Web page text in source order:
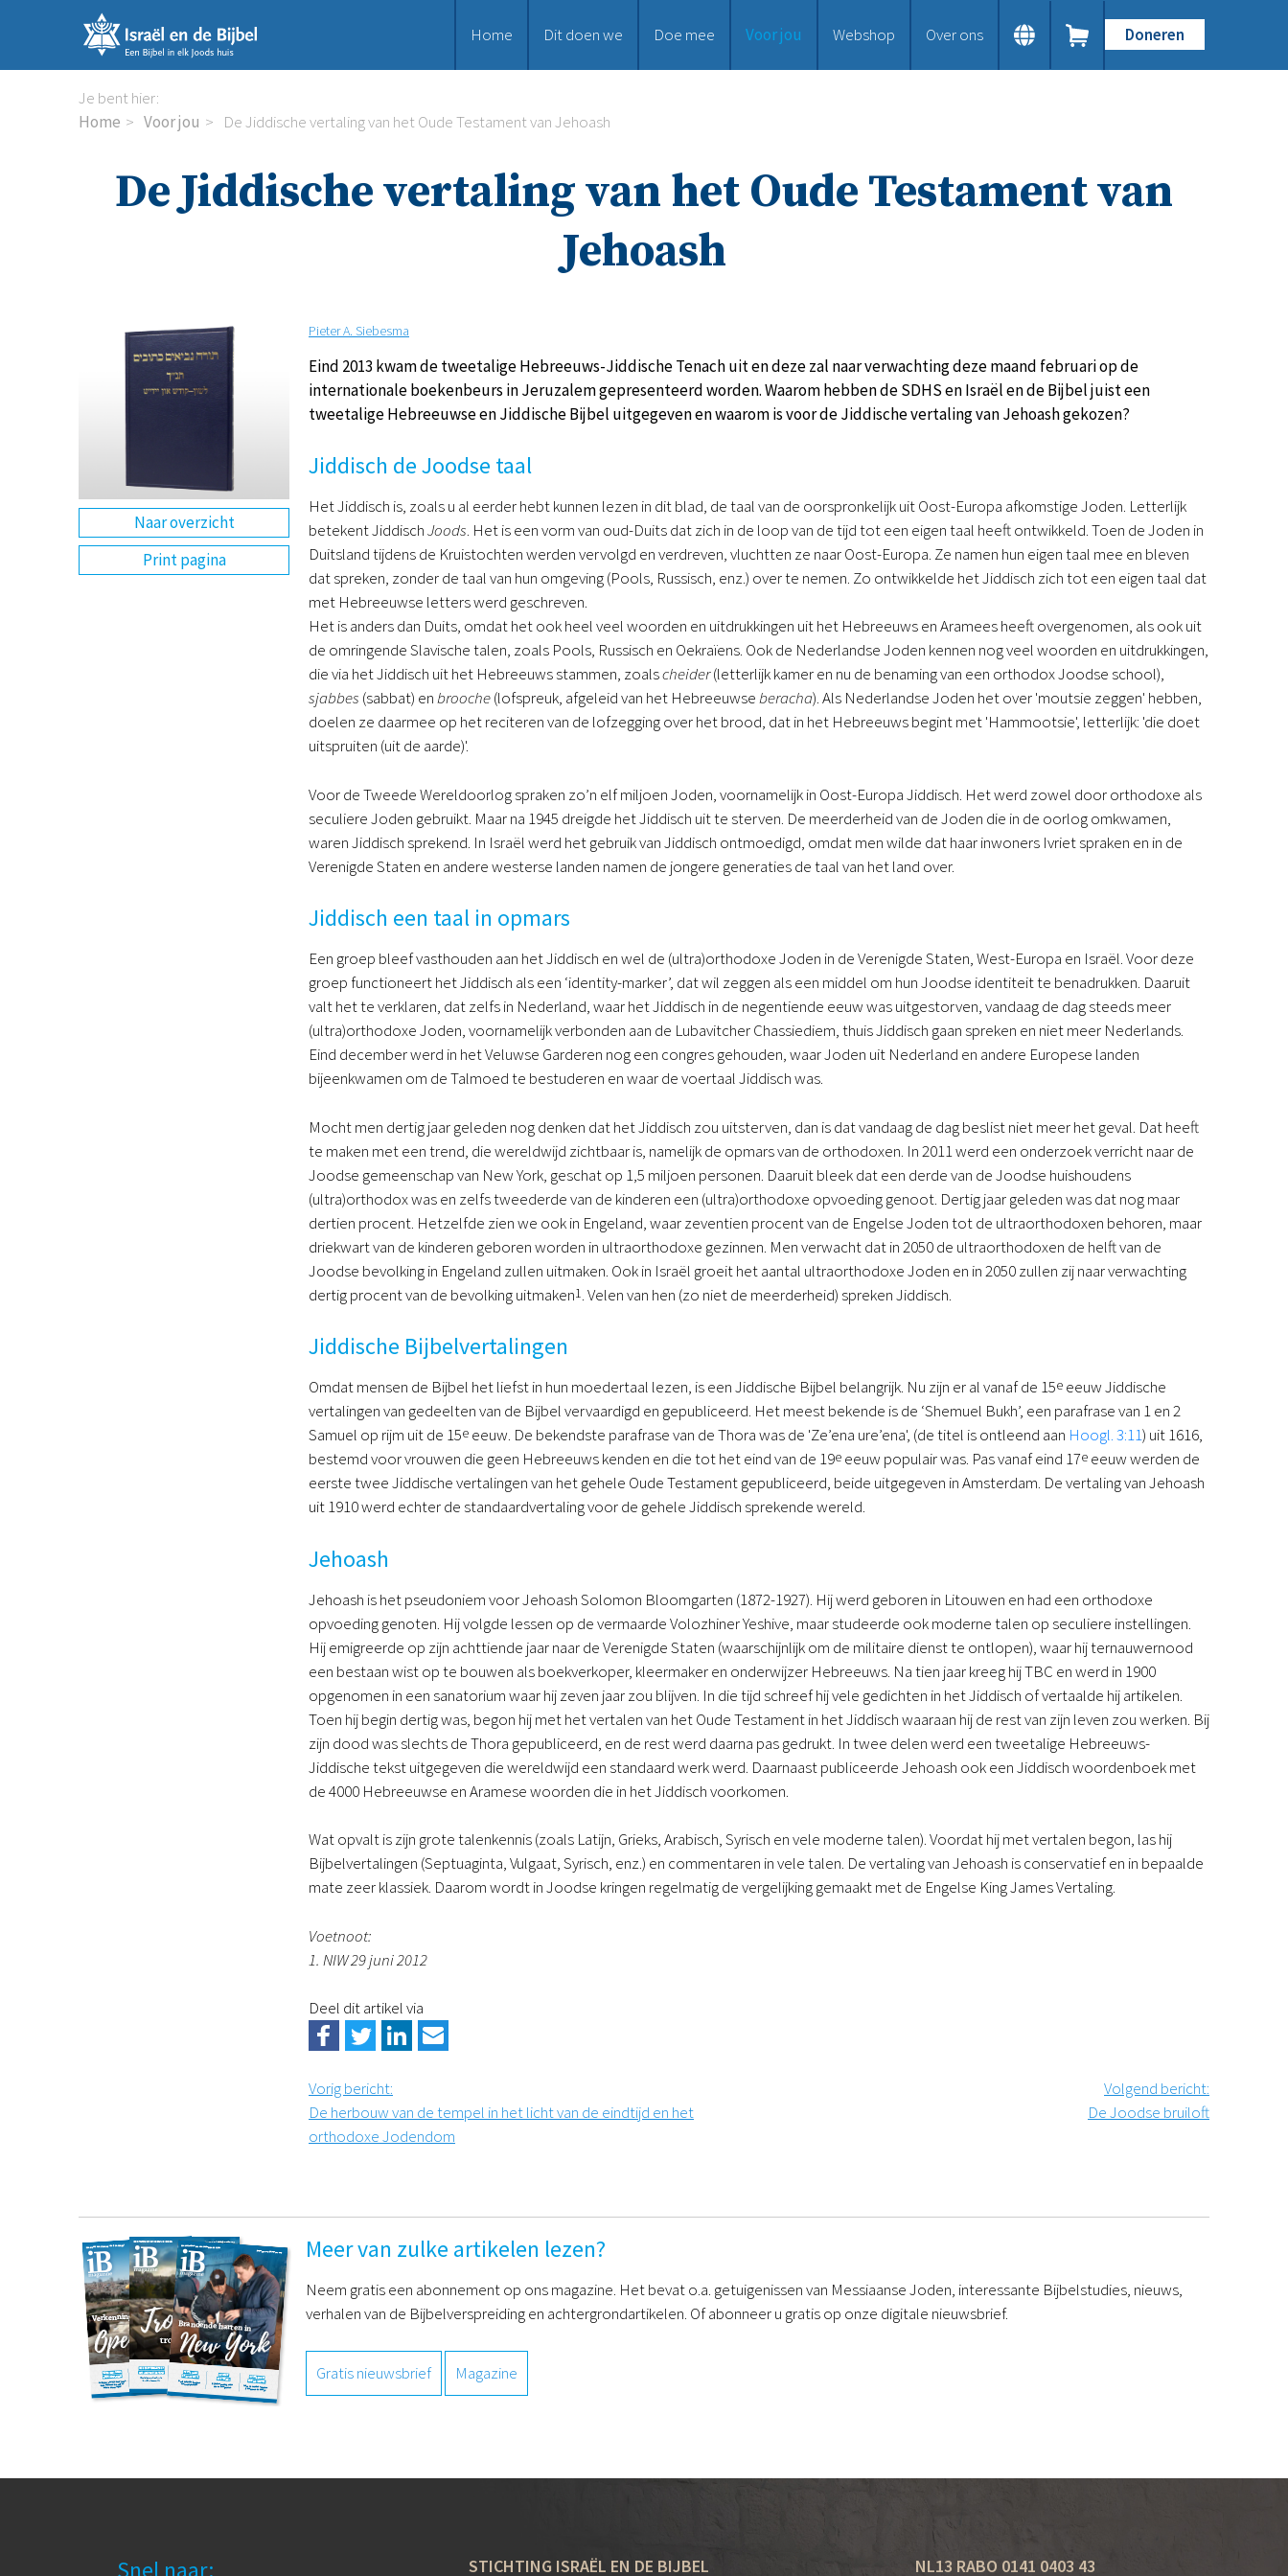
Home Dit doen we Doe mee Voor jou Webshop Over ons Doneren
Je bent hier:
Home
Voor jou De Jiddische vertaling van het Oude Testament van Jehoash
De Jiddische vertaling van het Oude Testament van
Jehoash
Naar overzicht
Print pagina
Pieter A. Siebesma
Eind 2013 kwam de tweetalige Hebreeuws-Jiddische Tenach uit en deze zal naar verwachting deze maand februari op de
internationale boekenbeurs in Jeruzalem gepresenteerd worden. Waarom hebben de SDHS en Israël en de Bijbel juist een
tweetalige Hebreeuwse en Jiddische Bijbel uitgegeven en waarom is voor de Jiddische vertaling van Jehoash gekozen?
Jiddisch de Joodse taal
Het Jiddisch is, zoals u al eerder hebt kunnen lezen in dit blad, de taal van de oorspronkelijk uit Oost-Europa afkomstige Joden. Letterlijk
betekent JiddischJoods. Het is een vorm van oud-Duits dat zich in de loop van de tijd tot een eigen taal heeft ontwikkeld. Toen de Joden in
Duitsland tijdens de Kruistochten werden vervolgd en verdreven, vluchtten ze naar Oost-Europa. Ze namen hun eigen taal mee en bleven
dat spreken, zonder de taal van hun omgeving (Pools, Russisch, enz.) over te nemen. Zo ontwikkelde het Jiddisch zich tot een eigen taal dat
met Hebreeuwse letters werd geschreven.
Het is anders dan Duits, omdat het ook heel veel woorden en uitdrukkingen uit het Hebreeuws en Aramees heeft overgenomen, als ook uit
de omringende Slavische talen, zoals Pools, Russisch en Oekraïens. Ook de Nederlandse Joden kennen nog veel woorden en uitdrukkingen,
die via het Jiddisch uit het Hebreeuws stammen, zoalscheider(letterlijk kamer en nu de benaming van een orthodox Joodse school),
sjabbes (sabbat) enbrooche(lofspreuk, afgeleid van het Hebreeuwseberacha). Als Nederlandse Joden het over 'moutsie zeggen' hebben,
doelen ze daarmee op het reciteren van de lofzegging over het brood, dat in het Hebreeuws begint met 'Hammootsie', letterlijk: 'die doet
uitspruiten (uit de aarde)'.
Voor de Tweede Wereldoorlog spraken zo’n elf miljoen Joden, voornamelijk in Oost-Europa Jiddisch. Het werd zowel door orthodoxe als
seculiere Joden gebruikt. Maar na 1945 dreigde het Jiddisch uit te sterven. De meerderheid van de Joden die in de oorlog omkwamen,
waren Jiddisch sprekend. In Israël werd het gebruik van Jiddisch ontmoedigd, omdat men wilde dat haar inwoners Ivriet spraken en in de
Verenigde Staten en andere westerse landen namen de jongere generaties de taal van het land over.
Jiddisch een taal in opmars
Een groep bleef vasthouden aan het Jiddisch en wel de (ultra)orthodoxe Joden in de Verenigde Staten, West-Europa en Israël. Voor deze
groep functioneert het Jiddisch als een ‘identity-marker’, dat wil zeggen als een middel om hun Joodse identiteit te benadrukken. Daaruit
valt het te verklaren, dat zelfs in Nederland, waar het Jiddisch in de negentiende eeuw was uitgestorven, vandaag de dag steeds meer
(ultra)orthodoxe Joden, voornamelijk verbonden aan de Lubavitcher Chassiediem, thuis Jiddisch gaan spreken en niet meer Nederlands.
Eind december werd in het Veluwse Garderen nog een congres gehouden, waar Joden uit Nederland en andere Europese landen
bijeenkwamen om de Talmoed te bestuderen en waar de voertaal Jiddisch was.
Mocht men dertig jaar geleden nog denken dat het Jiddisch zou uitsterven, dan is dat vandaag de dag beslist niet meer het geval. Dat heeft
te maken met een trend, die wereldwijd zichtbaar is, namelijk de opmars van de orthodoxen. In 2011 werd een onderzoek verricht naar de
Joodse gemeenschap van New York, geschat op 1,5 miljoen personen. Daaruit bleek dat een derde van de Joodse huishoudens
(ultra)orthodox was en zelfs tweederde van de kinderen een (ultra)orthodoxe opvoeding genoot. Dertig jaar geleden was dat nog maar
dertien procent. Hetzelfde zien we ook in Engeland, waar zeventien procent van de Engelse Joden tot de ultraorthodoxen behoren, maar
driekwart van de kinderen geboren worden in ultraorthodoxe gezinnen. Men verwacht dat in 2050 de ultraorthodoxen de helft van de
Joodse bevolking in Engeland zullen uitmaken. Ook in Israël groeit het aantal ultraorthodoxe Joden en in 2050 zullen zij naar verwachting
dertig procent van de bevolking uitmaken1. Velen van hen (zo niet de meerderheid) spreken Jiddisch.
Jiddische Bijbelvertalingen
Omdat mensen de Bijbel het liefst in hun moedertaal lezen, is een Jiddische Bijbel belangrijk. Nu zijn er al vanaf de 15e eeuw Jiddische
vertalingen van gedeelten van de Bijbel vervaardigd en gepubliceerd. Het meest bekende is de ‘Shemuel Bukh’, een parafrase van 1 en 2
Samuel op rijm uit de 15e eeuw. De bekendste parafrase van de Thora was de 'Ze’ena ure’ena', (de titel is ontleend aan Hoogl. 3:11) uit 1616,
bestemd voor vrouwen die geen Hebreeuws kenden en die tot het eind van de 19e eeuw populair was. Pas vanaf eind 17e eeuw werden de
eerste twee Jiddische vertalingen van het gehele Oude Testament gepubliceerd, beide uitgegeven in Amsterdam. De vertaling van Jehoash
uit 1910 werd echter de standaardvertaling voor de gehele Jiddisch sprekende wereld.
Jehoash
Jehoash is het pseudoniem voor Jehoash Solomon Bloomgarten (1872-1927). Hij werd geboren in Litouwen en had een orthodoxe
opvoeding genoten. Hij volgde lessen op de vermaarde Volozhiner Yeshive, maar studeerde ook moderne talen op seculiere instellingen.
Hij emigreerde op zijn achttiende jaar naar de Verenigde Staten (waarschijnlijk om de militaire dienst te ontlopen), waar hij ternauwernood
een bestaan wist op te bouwen als boekverkoper, kleermaker en onderwijzer Hebreeuws. Na tien jaar kreeg hij TBC en werd in 1900
opgenomen in een sanatorium waar hij zeven jaar zou blijven. In die tijd schreef hij vele gedichten in het Jiddisch of vertaalde hij artikelen.
Toen hij begin dertig was, begon hij met het vertalen van het Oude Testament in het Jiddisch waaraan hij de rest van zijn leven zou werken. Bij
zijn dood was slechts de Thora gepubliceerd, en de rest werd daarna pas gedrukt. In twee delen werd een tweetalige Hebreeuws-
Jiddische tekst uitgegeven die wereldwijd een standaard werk werd. Daarnaast publiceerde Jehoash ook een Jiddisch woordenboek met
de 4000 Hebreeuwse en Aramese woorden die in het Jiddisch voorkomen.
Wat opvalt is zijn grote talenkennis (zoals Latijn, Grieks, Arabisch, Syrisch en vele moderne talen). Voordat hij met vertalen begon, las hij
Bijbelvertalingen (Septuaginta, Vulgaat, Syrisch, enz.) en commentaren in vele talen. De vertaling van Jehoash is conservatief en in bepaalde
mate zeer klassiek. Daarom wordt in Joodse kringen regelmatig de vergelijking gemaakt met de Engelse King James Vertaling.
Voetnoot:
1. NIW 29 juni 2012
Deel dit artikel via
Vorig bericht:
De herbouw van de tempel in het licht van de eindtijd en het
orthodoxe Jodendom
Volgend bericht:
De Joodse bruiloft
Meer van zulke artikelen lezen?
Neem gratis een abonnement op ons magazine. Het bevat o.a. getuigenissen van Messiaanse Joden, interessante Bijbelstudies, nieuws,
verhalen van de Bijbelverspreiding en achtergrondartikelen. Of abonneer u gratis op onze digitale nieuwsbrief.
Gratis nieuwsbrief Magazine
Snel naar: STICHTING ISRAËL EN DE BIJBEL NL13 RABO 0141 0403 43
Samenwerken en toerusten
Humanitaire hulp
Nodig ons uit
Voor jou
Kennisbank
Agenda
Jongerenwerk
Het Studiehuis (cursus)
Over ons
Doneren